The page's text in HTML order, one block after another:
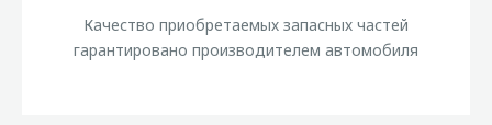
Качество приобретаемых запасных частей
гарантировано производителем автомобиля